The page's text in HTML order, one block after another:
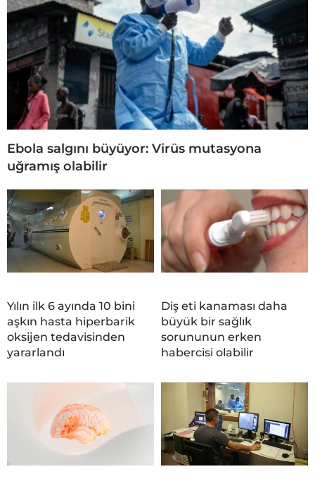
Ebola salgını büyüyor: Virüs mutasyona
uğramış olabilir
Yılın ilk 6 ayında 10 bini
aşkın hasta hiperbarik
oksijen tedavisinden
yararlandı
Diş eti kanaması daha
büyük bir sağlık
sorununun erken
habercisi olabilir